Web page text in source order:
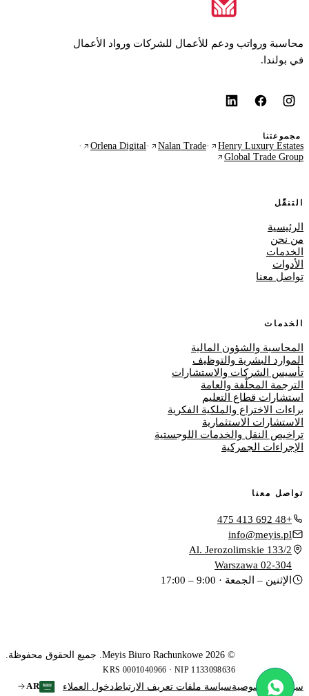
محاسبة ورواتب ودعم للأعمال للشركات ورواد الأعمال
في بولندا.
مجموعتنا
Henry Luxury Estates
·
Nalan Trade
·
Orlena Digital
·
Global Trade Group
التنقّل
الرئيسية
من نحن
الخدمات
الأدوات
تواصل معنا
الخدمات
المحاسبة والشؤون المالية
الموارد البشرية والتوظيف
تأسيس الشركات والاستشارات
الترجمة المحلّفة والعامة
استشارات قطاع التعليم
براءات الاختراع والملكية الفكرية
الاستشارات الاستثمارية
تراخيص النقل والخدمات اللوجستية
الإجراءات الجمركية
تواصل معنا
+48 692 413 475
info@meyis.pl
Al. Jerozolimskie 133/2
02-304 Warszawa
الإثنين – الجمعة · 9:00 – 17:00
© 2026 Meyis Biuro Rachunkowe. جميع الحقوق محفوظة.
KRS 0001040966 · NIP 1133098636
سياسة الخصوصيةسياسة ملفات تعريف الارتباطدخول العملاء AR